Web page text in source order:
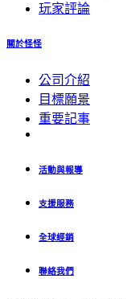
玩家評論
關於怪怪
公司介紹
目標願景
重要記事
活動與報導
支援服務
全球經銷
聯絡我們